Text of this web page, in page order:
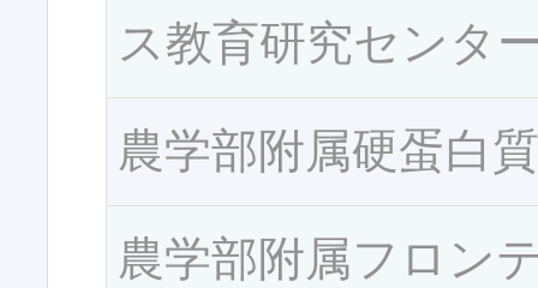
ス教育研究センタ
農学部附属硬蛋白
農学部附属フロン